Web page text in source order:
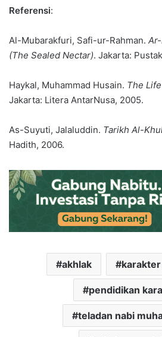
Referensi:
Al-Mubarakfuri, Safi-ur-Rahman.
(The Sealed Nectar). Jakarta:
Haykal, Muhammad Husain. The
Jakarta: Litera AntarNusa, 2005.
As-Suyuti, Jalaluddin. Tarikh Al-
Hadith, 2006.
akhlak
pendidikan
teladan nabi